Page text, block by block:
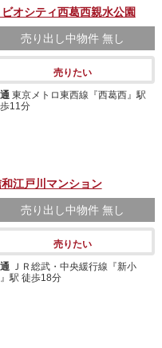
ビオシティ西葛西親水公園
売り出し中物件 無し
売りたい
東京メトロ東西線『西葛西』駅
11分
江戸川マンション
売り出し中物件 無し
売りたい
ＪＲ総武・中央緩行線『新小
駅 徒歩18分